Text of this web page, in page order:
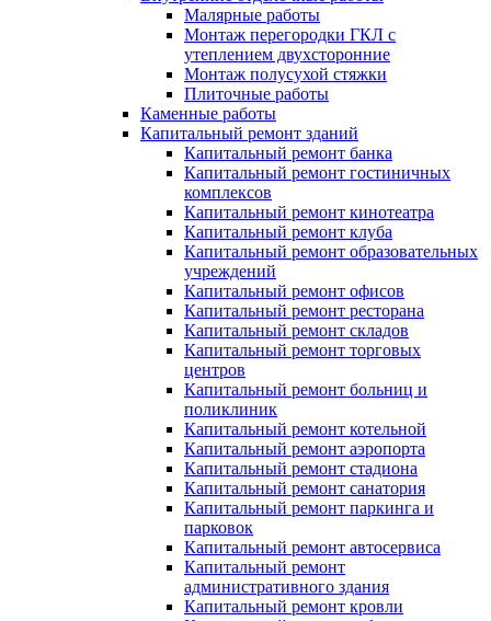
Малярные работы
Монтаж перегородки ГКЛ с
утеплением двухсторонние
Монтаж полусухой стяжки
Плиточные работы
Каменные работы
Капитальный ремонт зданий
Капитальный ремонт банка
Капитальный ремонт гостиничных
комплексов
Капитальный ремонт кинотеатра
Капитальный ремонт клуба
Капитальный ремонт образовательных
учреждений
Капитальный ремонт офисов
Капитальный ремонт ресторана
Капитальный ремонт складов
Капитальный ремонт торговых
центров
Капитальный ремонт больниц и
поликлиник
Капитальный ремонт котельной
Капитальный ремонт аэропорта
Капитальный ремонт стадиона
Капитальный ремонт санатория
Капитальный ремонт паркинга и
парковок
Капитальный ремонт автосервиса
Капитальный ремонт
административного здания
Капитальный ремонт кровли